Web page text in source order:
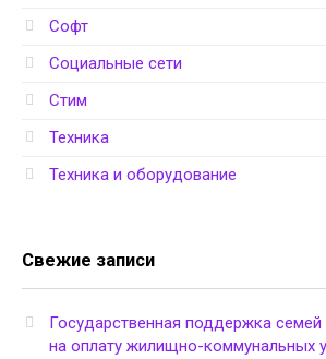
Софт
Социальные сети
Стим
Техника
Техника и оборудование
Свежие записи
Государственная поддержка
на оплату жилищно-коммунальных